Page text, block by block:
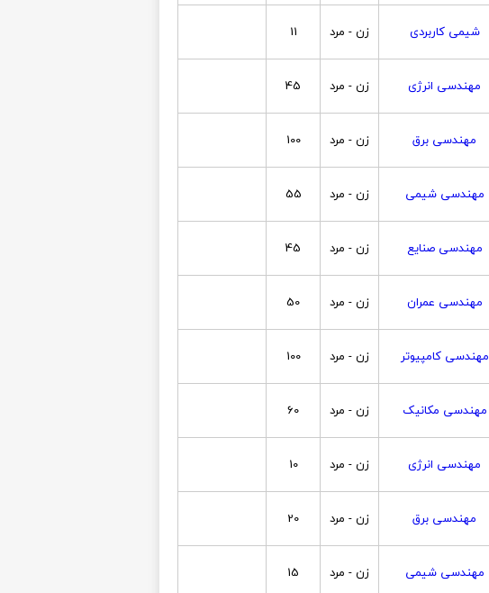
شیمی کاربردی زن - مرد 11
مهندسی انرژی زن - مرد 45
مهندسی برق زن - مرد 100
مهندسی شیمی زن - مرد 55
مهندسی صنایع زن - مرد 45
مهندسی عمران زن - مرد 50
مهندسی کامپیوتر زن - مرد 100
مهندسی مکانیک زن - مرد 60
مهندسی انرژی زن - مرد 10
مهندسی برق زن - مرد 20
مهندسی شیمی زن - مرد 15